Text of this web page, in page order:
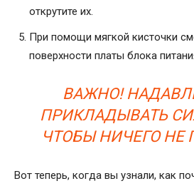
открутите их.
При помощи мягкой кисточки
поверхности платы блока
ВАЖНО!
ПРИКЛАДЫВАТЬ
ЧТОБЫ НИЧЕГО НЕ
Вот теперь, когда вы узнали, как